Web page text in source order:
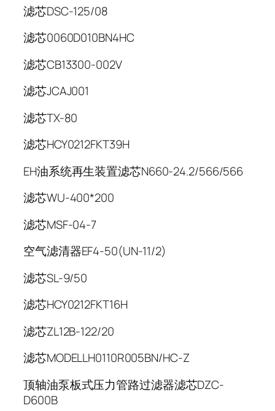
滤芯DSC-125/08
滤芯0060D010BN4HC
滤芯CB13300-002V
滤芯JCAJ001
滤芯TX-80
滤芯HCY0212FKT39H
EH油系统再生装置滤芯N660-24.2/566/566
滤芯WU-400*200
滤芯MSF-04-7
空气滤清器EF4-50(UN-11/2)
滤芯SL-9/50
滤芯HCY0212FKT16H
滤芯ZL12B-122/20
滤芯MODELLH0110R005BN/HC-Z
顶轴油泵板式压力管路过滤器滤芯DZC-
D600B